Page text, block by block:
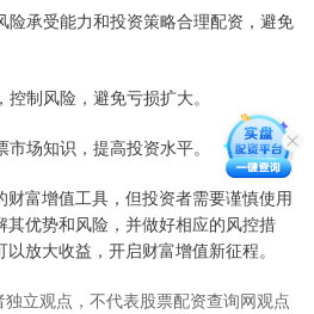
险承受能力和投资策略合理配资，避免
制风险，避免亏损扩大。
场知识，提高投资水平。
富增值工具，但投资者需要谨慎使用
其优势和风险，并做好相应的风控措
放大收益，开启财富增值新征程。
独立观点，不代表股票配资查询网观点